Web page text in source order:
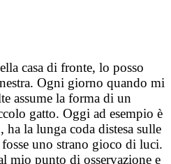
casa di fronte, lo posso
Ogni giorno quando mi
assume la forma di un
gatto. Oggi ad esempio è
la lunga coda distesa sulle
uno strano gioco di luci.
mio punto di osservazione e